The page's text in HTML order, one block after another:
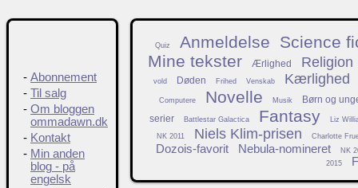
Quiz Anmeldelse
Science
Mine tekster
Ærlighed Religion
vold Døden Frihed Venskab Kærlighed
Computere Novelle Musik
Børn og
serier
Battlestar Galactica Fantasy Liz
NK 2011 Niels Klim-prisen Charlotte
Dozois-favorit Nebula-nomineret
NK
2015
- Abonnement
- Til salg
- Om bloggen
ommadawn.dk
- Kontakt
- Min anden
blog - på
engelsk